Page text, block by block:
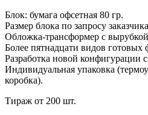
Блок: бумага офсетная 80 гр.
Размер блока по запросу
Обложка-трансформер с
Более пятнадцати видов готовых
Разработка новой конфигурации
Индивидуальная упаковка
коробка).
Тираж от 200 шт.